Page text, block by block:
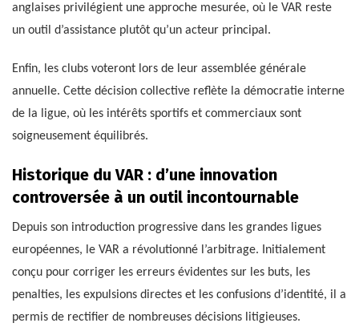
anglaises privilégient une approche mesurée, où le VAR reste
un outil d’assistance plutôt qu’un acteur principal.
Enfin, les clubs voteront lors de leur assemblée générale
annuelle. Cette décision collective reflète la démocratie interne
de la ligue, où les intérêts sportifs et commerciaux sont
soigneusement équilibrés.
Historique du VAR : d’une innovation
controversée à un outil incontournable
Depuis son introduction progressive dans les grandes ligues
européennes, le VAR a révolutionné l’arbitrage. Initialement
conçu pour corriger les erreurs évidentes sur les buts, les
penalties, les expulsions directes et les confusions d’identité, il a
permis de rectifier de nombreuses décisions litigieuses.